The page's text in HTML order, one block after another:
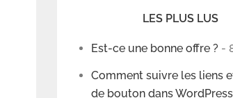
LES PLUS LUS
Est-ce une bonne offre ? -
Comment suivre les liens
de bouton dans